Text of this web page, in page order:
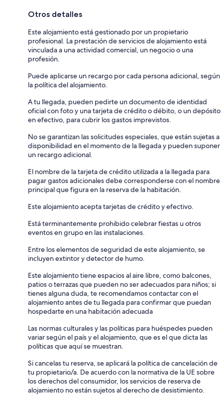
Otros detalles
Este alojamiento está gestionado por un propietario
profesional. La prestación de servicios de alojamiento está
vinculada a una actividad comercial, un negocio o una
profesión.
Puede aplicarse un recargo por cada persona adicional, según
la política del alojamiento.
A tu llegada, pueden pedirte un documento de identidad
oficial con foto y una tarjeta de crédito o débito, o un depósito
en efectivo, para cubrir los gastos imprevistos.
No se garantizan las solicitudes especiales, que están sujetas a
disponibilidad en el momento de la llegada y pueden suponer
un recargo adicional.
El nombre de la tarjeta de crédito utilizada a la llegada para
pagar gastos adicionales debe corresponderse con el nombre
principal que figura en la reserva de la habitación.
Este alojamiento acepta tarjetas de crédito y efectivo.
Está terminantemente prohibido celebrar fiestas u otros
eventos en grupo en las instalaciones.
Entre los elementos de seguridad de este alojamiento, se
incluyen extintor y detector de humo.
Este alojamiento tiene espacios al aire libre, como balcones,
patios o terrazas que pueden no ser adecuados para niños; si
tienes alguna duda, te recomendamos contactar con el
alojamiento antes de tu llegada para confirmar que puedan
hospedarte en una habitación adecuada
Las normas culturales y las políticas para huéspedes pueden
variar según el país y el alojamiento, que es el que dicta las
políticas que aquí se muestran.
Si cancelas tu reserva, se aplicará la política de cancelación de
tu propietario/a. De acuerdo con la normativa de la UE sobre
los derechos del consumidor, los servicios de reserva de
alojamiento no están sujetos al derecho de desistimiento.